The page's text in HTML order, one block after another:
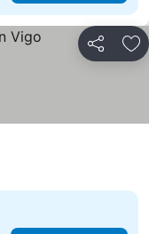
Teilen